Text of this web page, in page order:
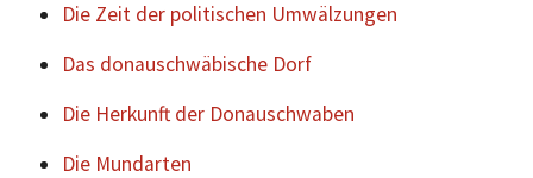
Die Zeit der politischen Umwälzungen
Das donauschwäbische Dorf
Die Herkunft der Donauschwaben
Die Mundarten